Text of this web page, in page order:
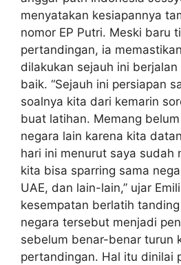
menyatakan kesiapannya
nomor EP Putri. Meski baru
pertandingan, ia
dilakukan sejauh ini
baik. “Sejauh ini persiapan
soalnya kita dari kemarin
buat latihan. Memang
negara lain karena kita
hari ini menurut saya sudah
kita bisa sparring sama
UAE, dan lain-lain,” ujar
kesempatan berlatih
negara tersebut menjadi
sebelum benar-benar turun
pertandingan. Hal itu dinilai